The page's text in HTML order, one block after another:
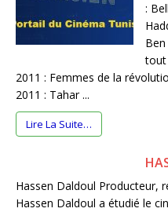
:
tout
2011 : Femmes de la
2011 : Tahar ...
Lire La Suite…
Hassen Daldoul Producteur,
Hassen Daldoul a étudié le